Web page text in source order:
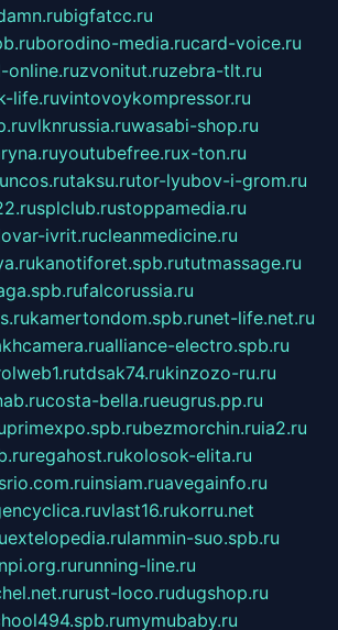
bigfatcc.ru
borodino-media.rucard-voice.ru
online.ruzvonitut.ruzebra-tlt.ru
life.ruvintovoykompressor.ru
vlknrussia.ruwasabi-shop.ru
youtubefree.rux-ton.ru
taksu.rutor-lyubov-i-grom.ru
splclub.rustoppamedia.ru
ivrit.rucleanmedicine.ru
kanotiforet.spb.rututmassage.ru
falcorussia.ru
kamertondom.spb.runet-life.net.ru
alliance-electro.spb.ru
tdsak74.rukinzozo-ru.ru
costa-bella.rueugrus.pp.ru
primexpo.spb.rubezmorchin.ruia2.ru
regahost.rukolosok-elita.ru
insiam.ruavegainfo.ru
vlast16.rukorru.net
extelopedia.rulammin-suo.spb.ru
running-line.ru
rust-loco.rudugshop.ru
mymubaby.ru